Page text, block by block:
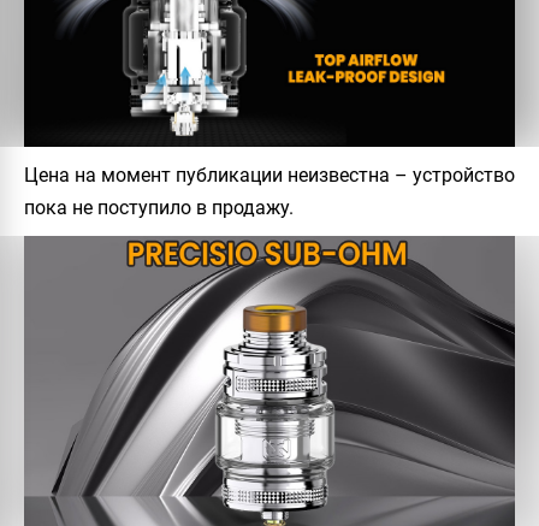
Цена на момент публикации неизвестна – устройство
пока не поступило в продажу.